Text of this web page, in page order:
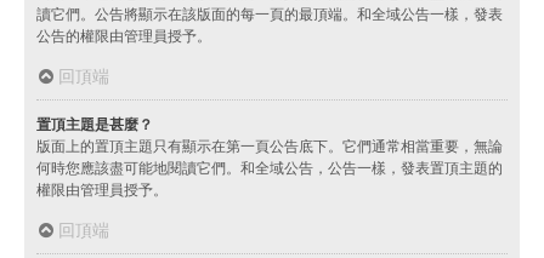
讀它們。公告將顯示在該版面的每一頁的最頂端。和全域公告一樣，發表
公告的權限由管理員授予。
回頂端
置頂主題是甚麼？
版面上的置頂主題只有顯示在第一頁公告底下。它們通常相當重要，無論
何時您應該盡可能地閱讀它們。和全域公告，公告一樣，發表置頂主題的
權限由管理員授予。
回頂端